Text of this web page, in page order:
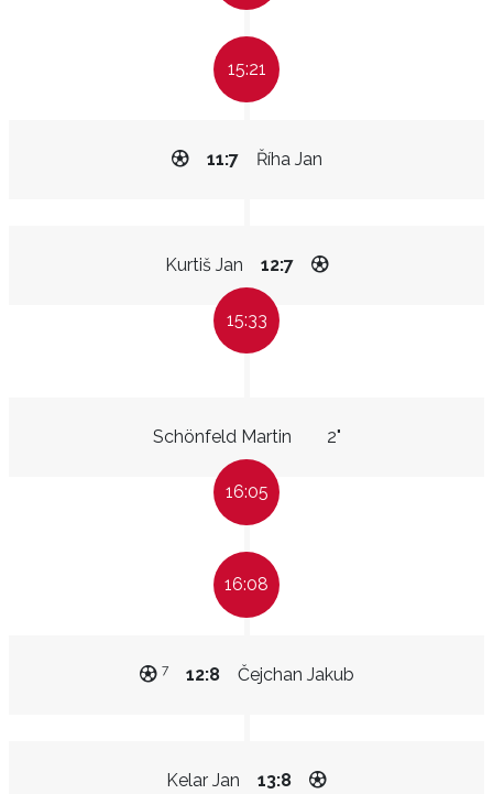
15:21
Říha Jan
11:7
Kurtiš Jan 12:7
15:33
Schönfeld Martin 2"
16:05
16:08
Čejchan Jakub
12:8
7
Kelar Jan 13:8